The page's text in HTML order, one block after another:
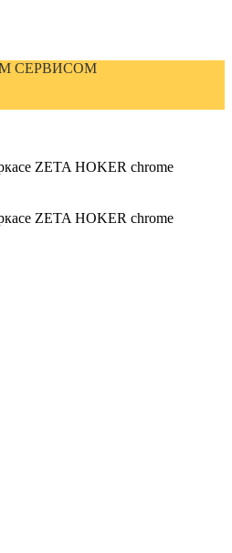
СЕРВИСОМ
ZETA HOKER chrome
ZETA HOKER chrome